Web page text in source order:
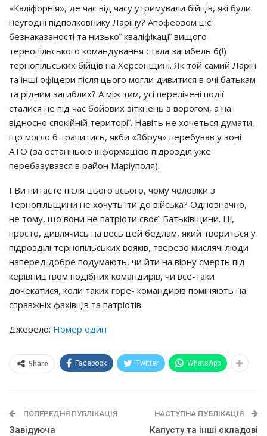
«Каліфорнія», де час від часу утримували бійців, які були
неугодні підполковнику Ларіну? Апофеозом цієї
безнаказаності та низької кваліфікації вищого
тернопільського командування стала загибель 6(!)
тернопільських бійців на Херсонщині. Як той самий Ларін
та інші офіцери після цього могли дивитися в очі батькам
та рідним загиблих? А між тим, усі перелічені події
сталися не під час бойових зіткнень з ворогом, а на
відносно спокійній території. Навіть не хочеться думати,
що могло б трапитись, якби «Збруч» перебував у зоні
АТО (за останньою інформацією підрозділ уже
перебазувався в район Маріуполя).
І Ви питаєте після цього всього, чому чоловіки з
Тернопільщини не хочуть іти до війська? Однозначно,
не тому, що вони не патріоти своєї Батьківщини. Ні,
просто, дивлячись на весь цей бедлам, який твориться у
підрозділі тернопільських вояків, тверезо мислячі люди
наперед добре подумають, чи йти на вірну смерть під
керівництвом подібних командирів, чи все-таки
дочекатися, коли таких горе- командирів поміняють на
справжніх фахівців та патріотів.
Джерело: Номер один
Share Facebook Twitter WhatsApp
ПОПЕРЕДНЯ ПУБЛІКАЦІЯ
Завідуюча
НАСТУПНА ПУБЛІКАЦІЯ
Капусту та інші складові